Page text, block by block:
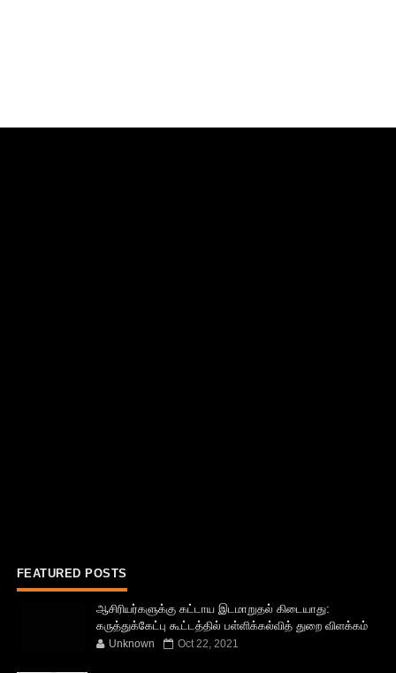
FEATURED POSTS
ஆசிரியர்களுக்கு கட்டாய இடமாறுதல் கிடையாது:
கருத்துக்கேட்பு கூட்டத்தில் பள்ளிக்கல்வித் துறை விளக்கம்
Unknown Oct 22, 2021